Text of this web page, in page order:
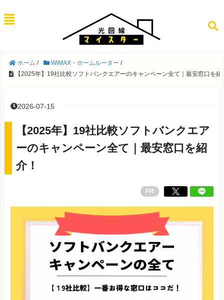
ホーム / WiMAX・ホームルーター /
【2025年】19社比較ソフトバンクエアーのキャンペーン全て｜最安窓口を紹
2026-07-15
【2025年】19社比較ソフトバンクエア
ーのキャンペーン全て｜最安窓口を紹
介！
PR